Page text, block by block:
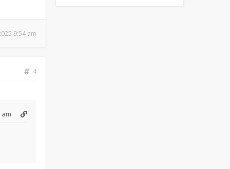
9:54 am
4
am